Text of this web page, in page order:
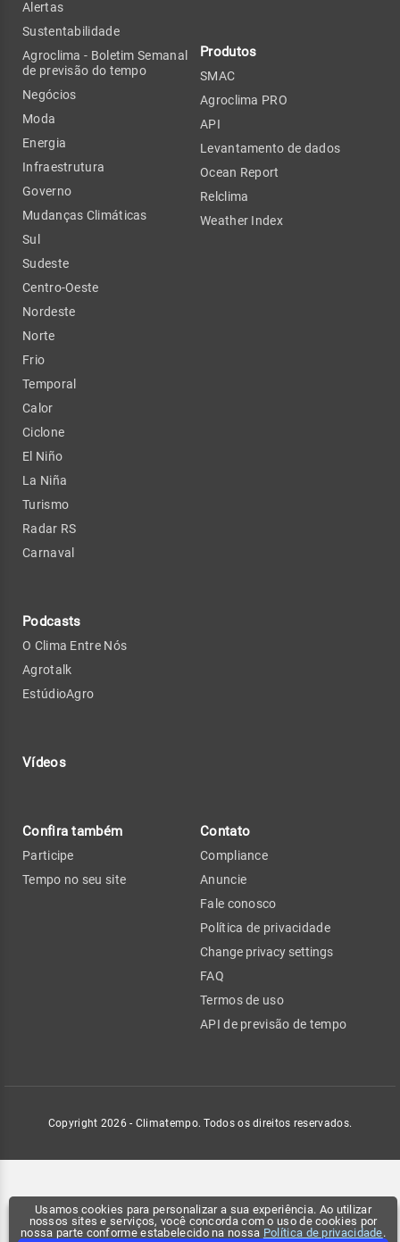
Usamos cookies para personalizar a sua experiência. Ao utilizar
nossos sites e serviços, você concorda com o uso de cookies por
nossa parte conforme estabelecido na nossa Política de privacidade.
Alertas
Sustentabilidade
Agroclima - Boletim Semanal
de previsão do tempo
Negócios
Moda
Energia
Infraestrutura
Governo
Mudanças Climáticas
Sul
Sudeste
Centro-Oeste
Nordeste
Norte
Frio
Temporal
Calor
Ciclone
El Niño
La Niña
Turismo
Radar RS
Carnaval
Podcasts
O Clima Entre Nós
Agrotalk
EstúdioAgro
Vídeos
Produtos
SMAC
Agroclima PRO
API
Levantamento de dados
Ocean Report
Relclima
Weather Index
Confira também
Participe
Tempo no seu site
Contato
Compliance
Anuncie
Fale conosco
Política de privacidade
Change privacy settings
FAQ
Termos de uso
API de previsão de tempo
Copyright 2026 - Climatempo. Todos os direitos reservados.